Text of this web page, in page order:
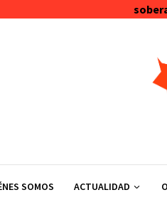
SOMOS ACTUALIDAD